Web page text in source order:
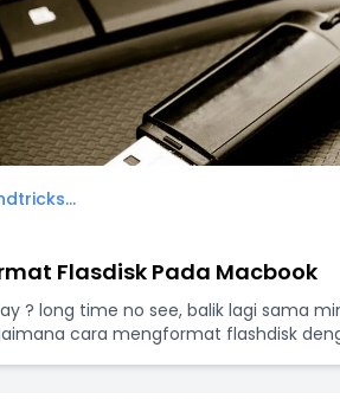
Flasdisk Pada Macbook
? long time no see, balik lagi sama
cara mengformat flashdisk